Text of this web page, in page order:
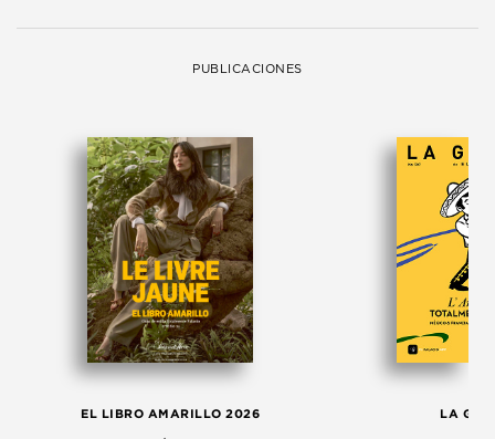
PUBLICACIONES
EL LIBRO AMARILLO 2026 LA